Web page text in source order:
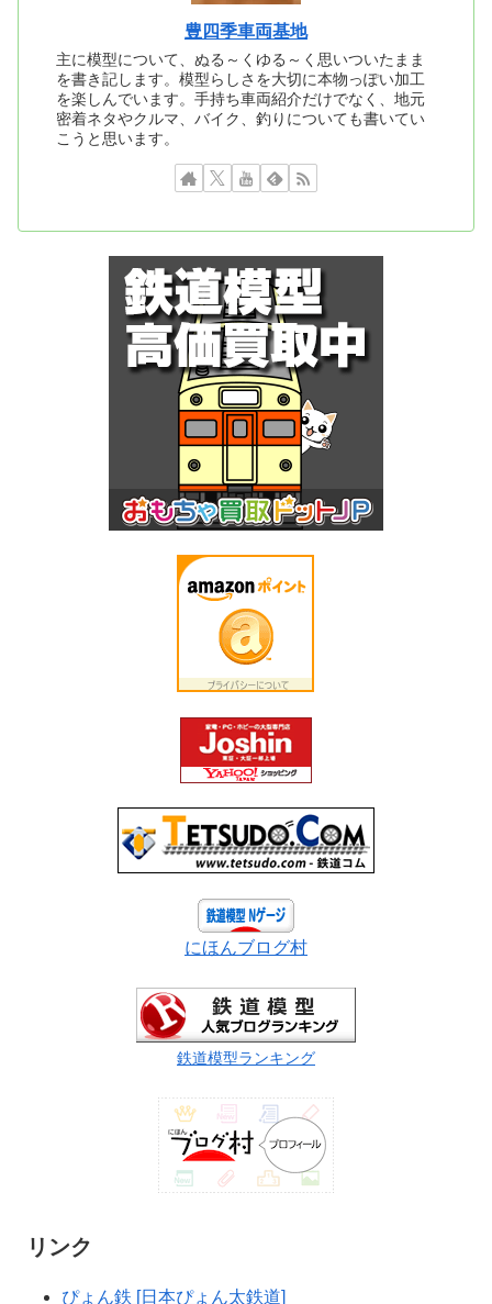
豊四季車両基地
主に模型について、ぬる～くゆる～く思いついたまま
を書き記します。模型らしさを大切に本物っぽい加工
を楽しんでいます。手持ち車両紹介だけでなく、地元
密着ネタやクルマ、バイク、釣りについても書いてい
こうと思います。
にほんブログ村
鉄道模型ランキング
リンク
ぴょん鉄 [日本ぴょん太鉄道]